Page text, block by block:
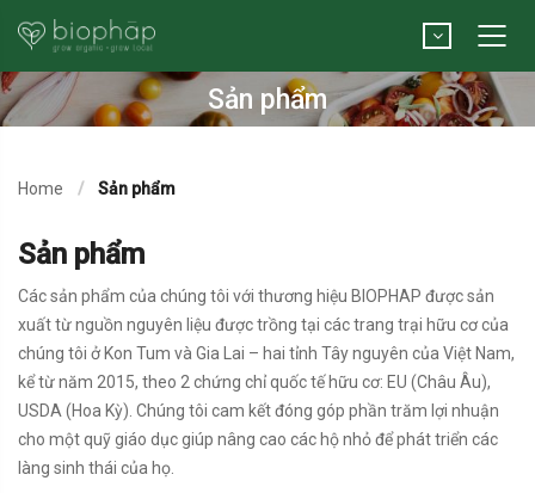
Sản phẩm
Home Sản phẩm
Sản phẩm
Các sản phẩm của chúng tôi với thương hiệu BIOPHAP được sản
xuất từ nguồn nguyên liệu được trồng tại các trang trại hữu cơ của
chúng tôi ở Kon Tum và Gia Lai – hai tỉnh Tây nguyên của Việt Nam,
kể từ năm 2015, theo 2 chứng chỉ quốc tế hữu cơ: EU (Châu Âu),
USDA (Hoa Kỳ). Chúng tôi cam kết đóng góp phần trăm lợi nhuận
cho một quỹ giáo dục giúp nâng cao các hộ nhỏ để phát triển các
làng sinh thái của họ.